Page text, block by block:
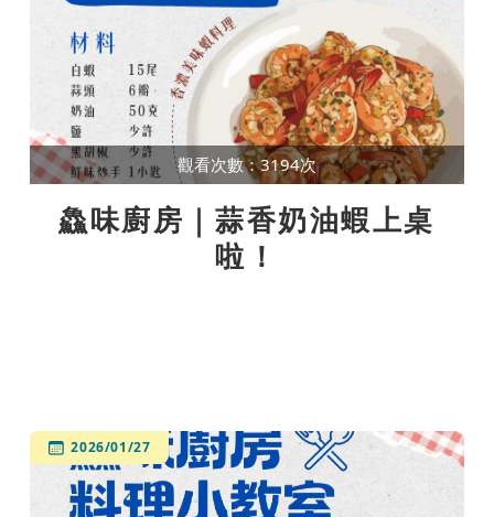
觀看次數：3194次
鱻味廚房｜蒜香奶油蝦上桌
啦！
2026/01/27